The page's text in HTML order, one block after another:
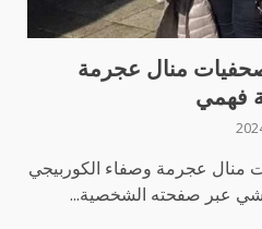
منال عجرمة
فهمي
منال عجرمة وصفاء الكوربيجي
عبر صفحته الشخصية...